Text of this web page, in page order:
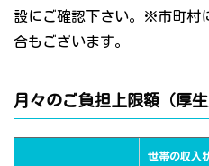
設にご確認下さい。※市町村
合もございます。
月々のご負担上限額（厚生
世帯の収入